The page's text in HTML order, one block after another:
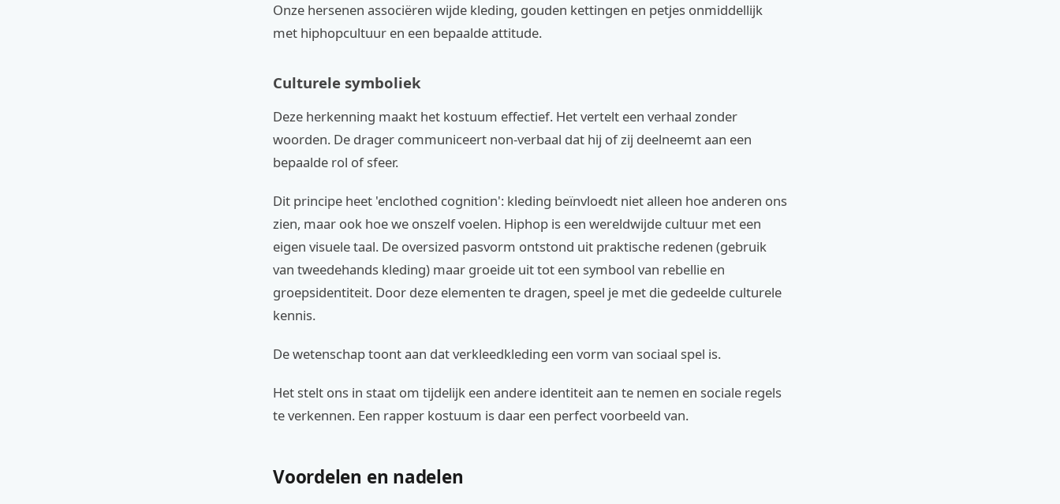
Onze hersenen associëren wijde kleding, gouden kettingen en petjes onmiddellijk
met hiphopcultuur en een bepaalde attitude.
Culturele symboliek
Deze herkenning maakt het kostuum effectief. Het vertelt een verhaal zonder
woorden. De drager communiceert non-verbaal dat hij of zij deelneemt aan een
bepaalde rol of sfeer.
Dit principe heet 'enclothed cognition': kleding beïnvloedt niet alleen hoe anderen ons
zien, maar ook hoe we onszelf voelen. Hiphop is een wereldwijde cultuur met een
eigen visuele taal. De oversized pasvorm ontstond uit praktische redenen (gebruik
van tweedehands kleding) maar groeide uit tot een symbool van rebellie en
groepsidentiteit. Door deze elementen te dragen, speel je met die gedeelde culturele
kennis.
De wetenschap toont aan dat verkleedkleding een vorm van sociaal spel is.
Het stelt ons in staat om tijdelijk een andere identiteit aan te nemen en sociale regels
te verkennen. Een rapper kostuum is daar een perfect voorbeeld van.
Voordelen en nadelen